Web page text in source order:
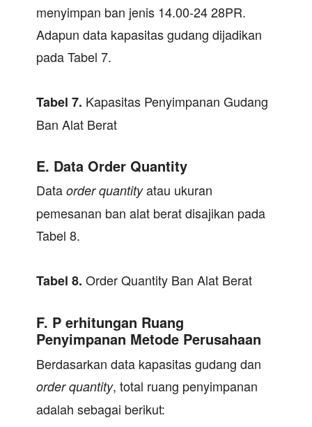
menyimpan ban jenis 14.00-24 28PR.
Adapun data kapasitas gudang dijadikan
pada Tabel 7.
Tabel 7. Kapasitas Penyimpanan Gudang
Ban Alat Berat
E. Data Order Quantity
Data order quantityatau ukuran
pemesanan ban alat berat disajikan pada
Tabel 8.
Tabel 8. Order Quantity Ban Alat Berat
F. P erhitungan Ruang
Penyimpanan Metode Perusahaan
Berdasarkan data kapasitas gudang dan
order quantity, total ruang penyimpanan
adalah sebagai berikut: